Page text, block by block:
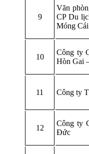
9
Văn
CP Du
Móng Cái
10
Công ty
Hòn Gai
11 Công ty
12
Công ty
Đức